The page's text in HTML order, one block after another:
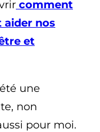
comment
aider nos
et
une
non
pour moi.